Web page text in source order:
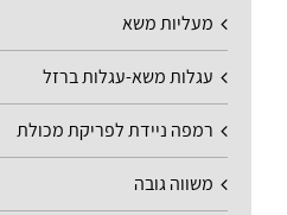
מעליות משא
עגלות משא-עגלות ברזל
רמפה ניידת לפריקת מכולת
משווה גובה